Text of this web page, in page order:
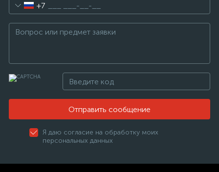
+7
Отправить сообщение
Я даю согласие на обработку моих
персональных данных